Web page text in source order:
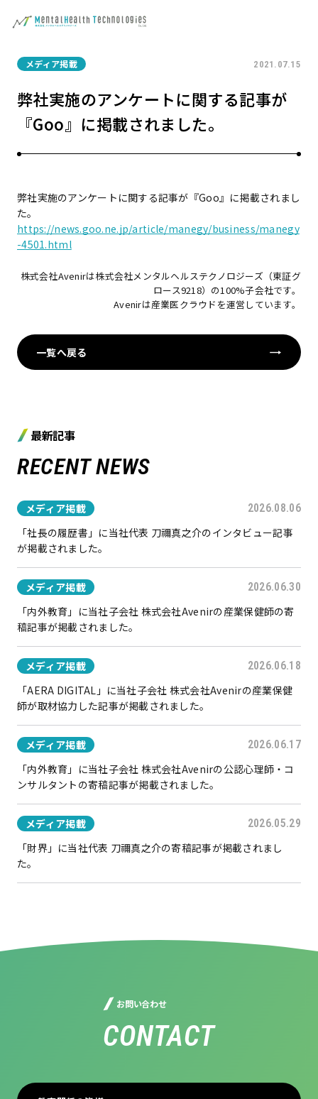
メディア掲載 2021.07.15
弊社実施のアンケートに関する記事が
『Goo』に掲載されました。
弊社実施のアンケートに関する記事が『Goo』に掲載されまし
た。
https://news.goo.ne.jp/article/manegy/business/manegy
-4501.html
株式会社Avenirは株式会社メンタルヘルステクノロジーズ （東証グ
ロース9218）の100%子会社です。
Avenirは産業医クラウド を運営しています。
一覧へ戻る
最新記事
RECENT NEWS
メディア掲載 2026.08.06
「社長の履歴書」に当社代表 刀禰真之介のインタビュー記事
が掲載されました。
メディア掲載 2026.06.30
「内外教育」に当社子会社 株式会社Avenirの産業保健師の寄
稿記事が掲載されました。
メディア掲載 2026.06.18
「AERA DIGITAL」に当社子会社 株式会社Avenirの産業保健
師が取材協力した記事が掲載されました。
メディア掲載 2026.06.17
「内外教育」に当社子会社 株式会社Avenirの公認心理師・コ
ンサルタントの寄稿記事が掲載されました。
メディア掲載 2026.05.29
「財界」に当社代表 刀禰真之介の寄稿記事が掲載されまし
た。
お問い合わせ
CONTACT